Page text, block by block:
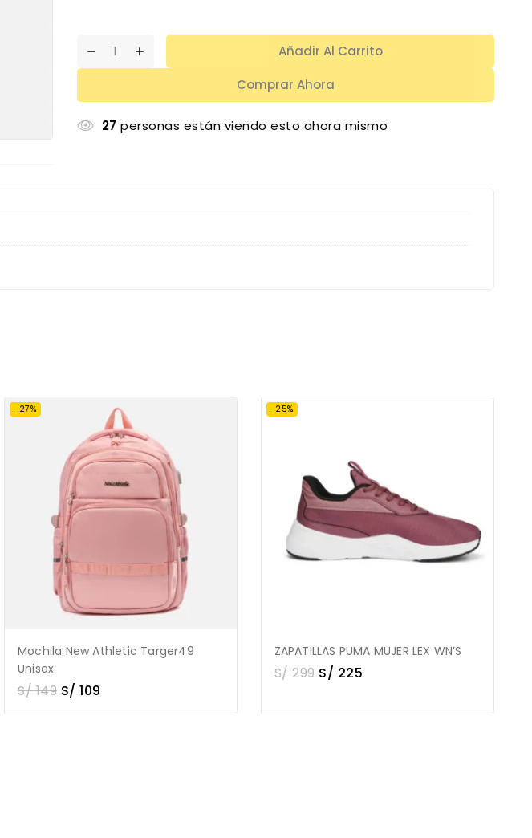
Añadir Al Carrito
Comprar Ahora
27 personas están viendo esto ahora mismo
-27%
Mochila New Athletic Targer49
Unisex
S/149 S/ 109
-25%
ZAPATILLAS PUMA MUJER LEX WN’S
S/299 S/ 225